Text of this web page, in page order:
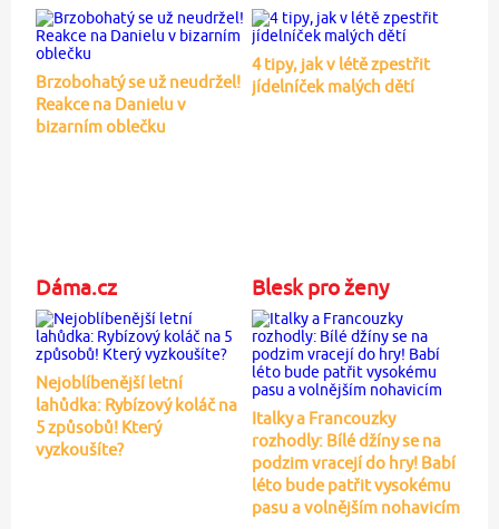
Brzobohatý se už neudržel!
Reakce na Danielu v
bizarním oblečku
4 tipy, jak v létě zpestřit
jídelníček malých dětí
Dáma.cz
Nejoblíbenější letní
lahůdka: Rybízový koláč na
5 způsobů! Který
vyzkoušíte?
Blesk pro ženy
Italky a Francouzky
rozhodly: Bílé džíny se na
podzim vracejí do hry! Babí
léto bude patřit vysokému
pasu a volnějším nohavicím